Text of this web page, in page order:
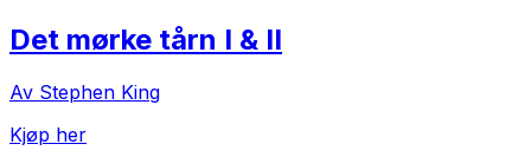
Det mørke tårn I & II
Av Stephen King
Kjøp her